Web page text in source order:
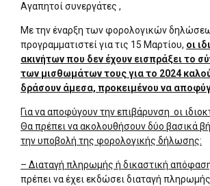
Αγαπητοί συνεργάτες ,
Με την έναρξη των φορολογικών
προγραμματιστεί για τις 15 Μαρτίου, οι
ακινήτων που δεν έχουν εισπράξει το
των μισθωμάτων τους για το 2024
δράσουν άμεσα, προκειμένου να
Για να αποφύγουν την επιβάρυνση οι
Θα πρέπει να ακολουθήσουν δύο βασικά
την υποβολή της φορολογικής δήλωσης:
– Διαταγή πληρωμής ή δικαστική
πρέπει να έχει εκδώσει διαταγή